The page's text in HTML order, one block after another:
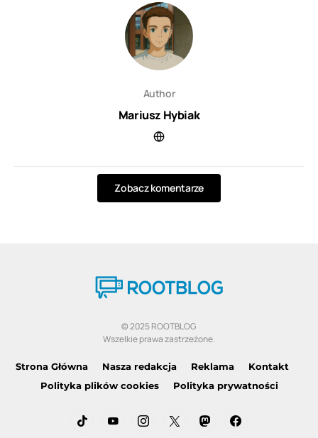
Author
Mariusz Hybiak
Zobacz komentarze
© 2025 ROOTBLOG
Wszelkie prawa zastrzeżone.
Strona Główna Nasza redakcja Reklama
Kontakt
Polityka plików cookies
Polityka prywatności